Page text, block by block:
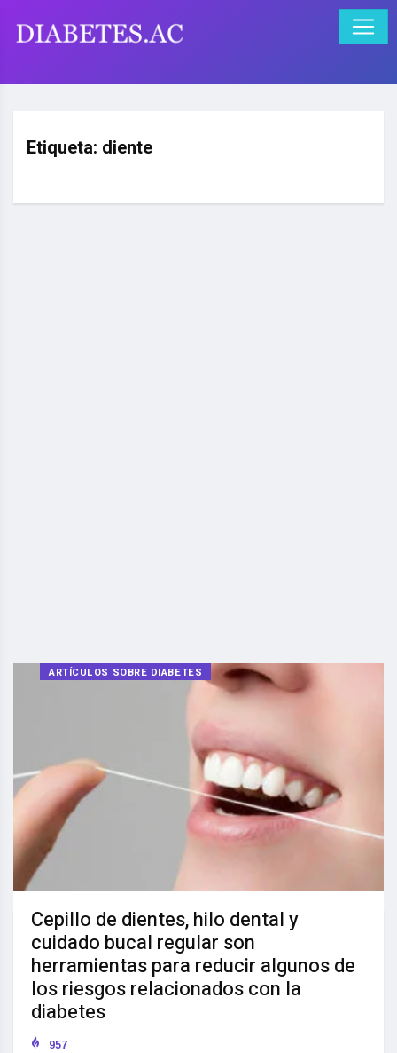
Etiqueta: diente
ARTÍCULOS SOBRE DIABETES
Cepillo de dientes, hilo dental y
cuidado bucal regular son
herramientas para reducir algunos de
los riesgos relacionados con la
diabetes
957